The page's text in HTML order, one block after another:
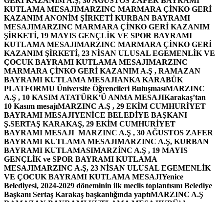
KUTLAMA MESAJIMARZINC MARMARA ÇİNKO GERİ
KAZANIM ANONİM ŞİRKETİ KURBAN BAYRAMI
MESAJIMARZINC MARMARA ÇİNKO GERİ KAZANIM
ŞİRKETİ, 19 MAYIS GENÇLİK VE SPOR BAYRAMI
KUTLAMA MESAJIMARZINC MARMARA ÇİNKO GERİ
KAZANIM ŞİRKETİ, 23 NİSAN ULUSAL EGEMENLİK VE
ÇOCUK BAYRAMI KUTLAMA MESAJIMARZINC
MARMARA ÇİNKO GERİ KAZANIM A.Ş , RAMAZAN
BAYRAMI KUTLAMA MESAJIANKA KARABÜK
PLATFORMU Üniversite Öğrencileri BuluşmasıMARZINC
A.Ş , 10 KASIM ATATÜRK’Ü ANMA MESAJIKarakaş’tan
10 Kasım mesajıMARZINC A.Ş , 29 EKİM CUMHURİYET
BAYRAMI MESAJIYENİCE BELEDİYE BAŞKANI
Ş.SERTAŞ KARAKAŞ, 29 EKİM CUMHURİYET
BAYRAMI MESAJI MARZINC A.Ş , 30 AĞUSTOS ZAFER
BAYRAMI KUTLAMA MESAJIMARZINC A.Ş, KURBAN
BAYRAMI KUTLAMASIMARZİNC A.Ş , 19 MAYIS
GENÇLİK ve SPOR BAYRAMI KUTLAMA
MESAJIMARZINC A.Ş, 23 NİSAN ULUSAL EGEMENLİK
VE ÇOCUK BAYRAMI KUTLAMA MESAJIYenice
Belediyesi, 2024-2029 döneminin ilk meclis toplantısını Belediye
Başkanı Sertaş Karakaş başkanlığında yaptıMARZINC A.Ş